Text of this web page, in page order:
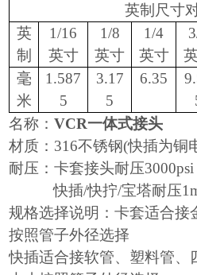
英制尺寸
英
制
1/16
英寸
1/8
英寸
1/4
英寸
毫
米
1.587
5
3.17
5
6.35
名称：VCR一体式接头
材质：316不锈钢(快插为铜
耐压：卡套接头耐压3000psi
快插/快拧/宝塔耐压
规格选择说明：卡套适合接
按照管子外径选择
快插适合接软管、塑料管、